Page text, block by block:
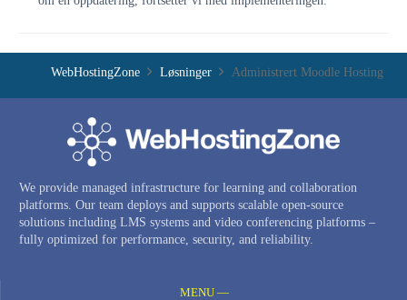
WebHostingZone Løsninger Administrert Moodle Hosting
We provide managed infrastructure for learning and collaboration
platforms. Our team deploys and supports scalable open-source
solutions including LMS systems and video conferencing platforms –
fully optimized for performance, security, and reliability.
MENU —